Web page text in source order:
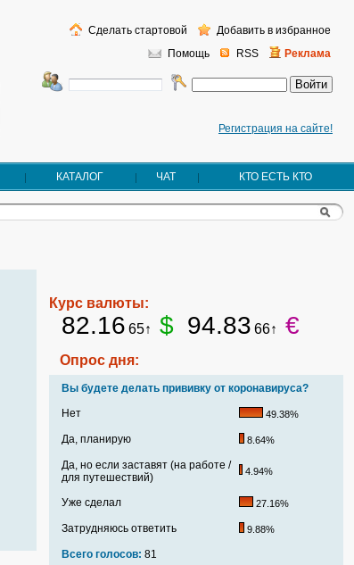
Регистрация на сайте!
Помощь RSS Реклама
Сделать стартовой Добавить в избранное
КАТАЛОГ ЧАТ КТО ЕСТЬ КТО
Курс валюты:
82.16 65↑ $ 94.83 66↑ €
Опрос дня:
Вы будете делать прививку от коронавируса?
Нет
49.38%
Да, планирую 8.64%
Да, но если заставят (на работе /
для путешествий)
4.94%
Уже сделал 27.16%
Затрудняюсь ответить 9.88%
Всего голосов: 81